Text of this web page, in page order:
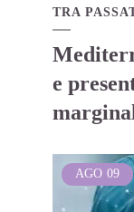
TRA
e
AGO 09